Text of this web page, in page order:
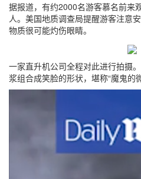
据报道，有约2000名游客慕名前来
人。美国地质调查局提醒游客注意
物质很可能灼伤眼睛。
一家直升机公司全程对此进行拍摄
浆组合成笑脸的形状，堪称“魔鬼的微